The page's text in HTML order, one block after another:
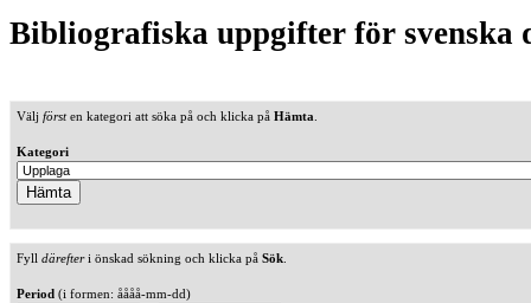
Bibliografiska uppgifter för svenska
Välj försten kategori att söka på och klicka på Hämta
Kategori
Fyll därefteri önskad sökning och klicka på Sök
Period (i formen: åååå-mm-dd)